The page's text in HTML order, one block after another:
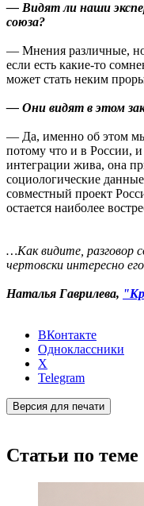
— Видят ли наши
союза?
— Мнения различные,
если есть какие-то
может стать неким
— Они видят в этом
— Да, именно об этом мы
потому что и в России,
интеграции жива, она
социологические
совместный проект
остается наиболее
…Как видите, разговор
чертовски интересно
Наталья Гаврилева,
ВКонтакте
Одноклассники
X
Telegram
Версия для печати
Статьи по теме